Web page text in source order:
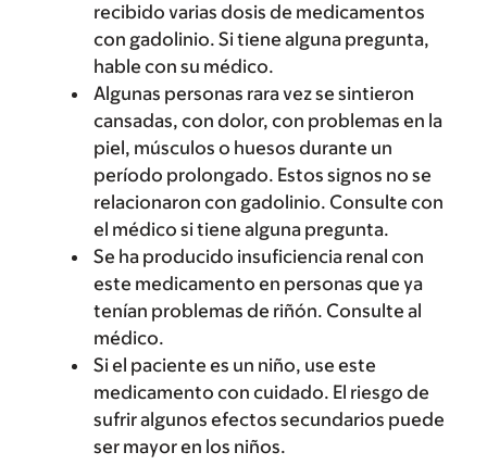
recibido varias dosis de medicamentos
con gadolinio. Si tiene alguna pregunta,
hable con su médico.
Algunas personas rara vez se sintieron
cansadas, con dolor, con problemas en la
piel, músculos o huesos durante un
período prolongado. Estos signos no se
relacionaron con gadolinio. Consulte con
el médico si tiene alguna pregunta.
Se ha producido insuficiencia renal con
este medicamento en personas que ya
tenían problemas de riñón. Consulte al
médico.
Si el paciente es un niño, use este
medicamento con cuidado. El riesgo de
sufrir algunos efectos secundarios puede
ser mayor en los niños.